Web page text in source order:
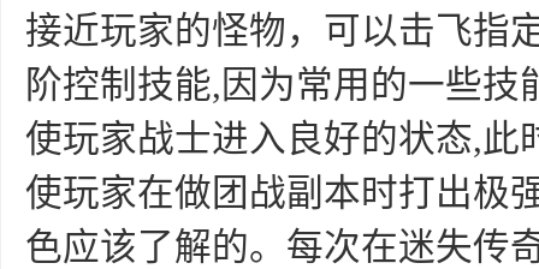
接近玩家的怪物，可以击飞指
阶控制技能,因为常用的一些
使玩家战士进入良好的状态,
使玩家在做团战副本时打出极
色应该了解的。每次在迷失传